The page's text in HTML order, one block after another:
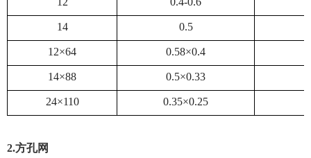
14 0.5
12×64 0.58×0.4
14×88 0.5×0.33
24×110 0.35×0.25
2.方孔网